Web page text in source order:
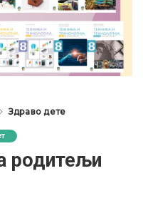
Здраво дете
родитељи